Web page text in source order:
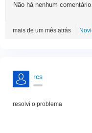
Não há nenhum comentário
mais de um mês atrás
rcs
resolvi o problema